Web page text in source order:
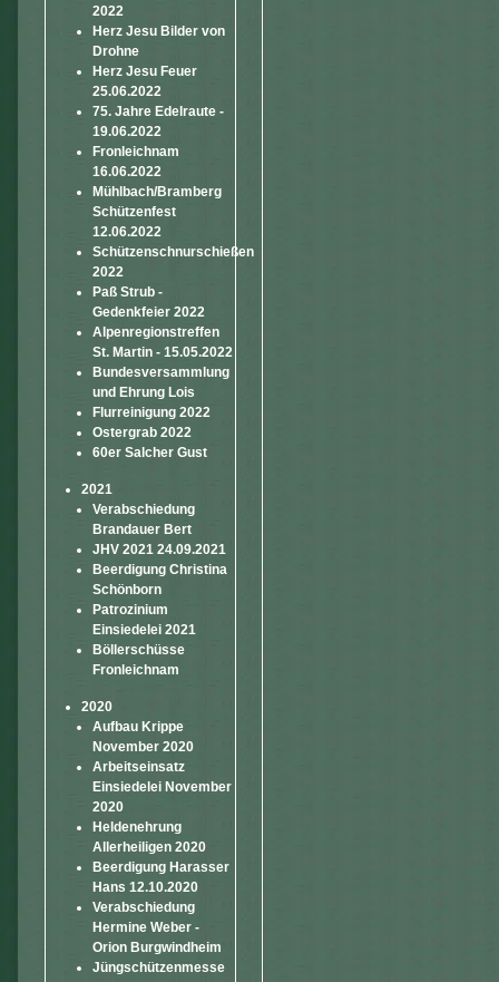
2022
Herz Jesu Bilder von
Drohne
Herz Jesu Feuer
25.06.2022
75. Jahre Edelraute -
19.06.2022
Fronleichnam
16.06.2022
Mühlbach/Bramberg
Schützenfest
12.06.2022
Schützenschnurschießen
2022
Paß Strub -
Gedenkfeier 2022
Alpenregionstreffen
St. Martin - 15.05.2022
Bundesversammlung
und Ehrung Lois
Flurreinigung 2022
Ostergrab 2022
60er Salcher Gust
2021
Verabschiedung
Brandauer Bert
JHV 2021 24.09.2021
Beerdigung Christina
Schönborn
Patrozinium
Einsiedelei 2021
Böllerschüsse
Fronleichnam
2020
Aufbau Krippe
November 2020
Arbeitseinsatz
Einsiedelei November
2020
Heldenehrung
Allerheiligen 2020
Beerdigung Harasser
Hans 12.10.2020
Verabschiedung
Hermine Weber -
Orion Burgwindheim
Jüngschützenmesse